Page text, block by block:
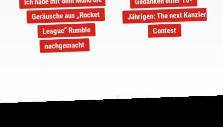
Geräusche aus „Rocket
League“ Rumble
nachgemacht
Jährigen: The next Kanzler
Contest